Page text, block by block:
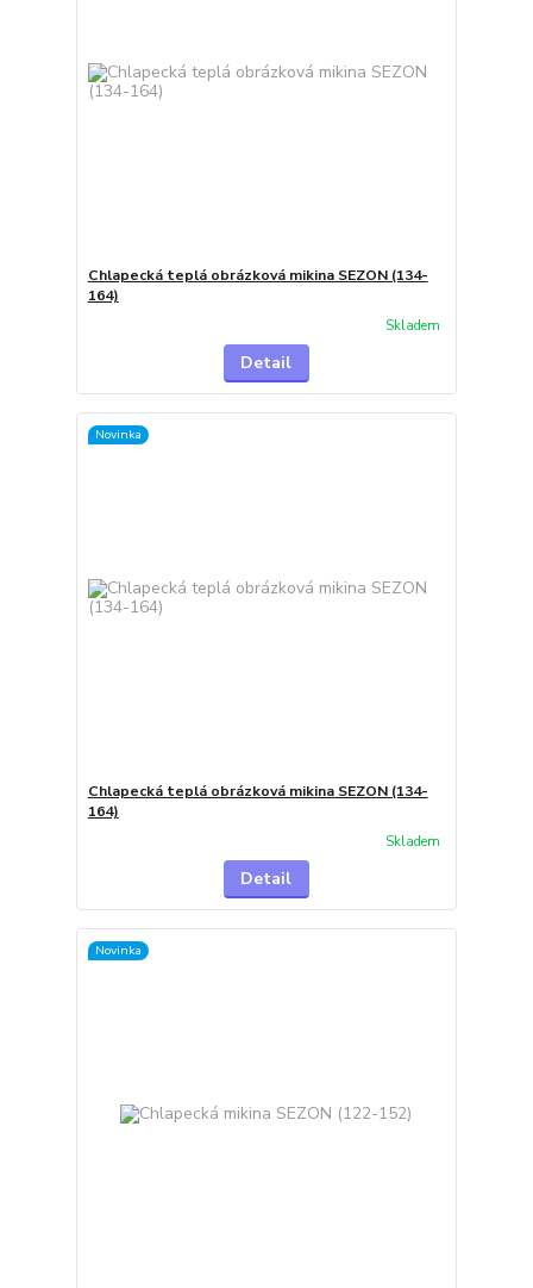
Chlapecká teplá obrázková mikina SEZON (134-
164)
Skladem
Detail
Novinka
Chlapecká teplá obrázková mikina SEZON (134-
164)
Skladem
Detail
Novinka